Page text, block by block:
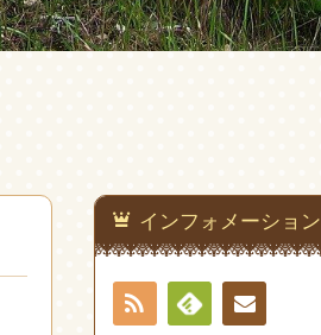
インフォメーション
RSS